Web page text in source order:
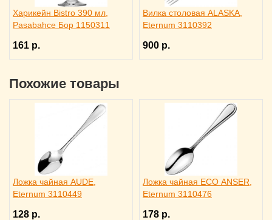
Харикейн Bistro 390 мл,
Pasabahce Бор 1150311
161 р.
Вилка столовая ALASKA,
Eternum 3110392
900 р.
Похожие товары
Ложка чайная AUDE,
Eternum 3110449
128 р.
Ложка чайная ECO ANSER,
Eternum 3110476
178 р.